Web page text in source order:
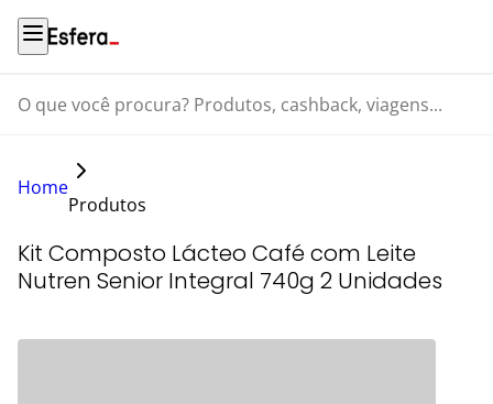
O que você procura? Produtos, cashback, viagens...
Home
Produtos
Kit Composto Lácteo Café com Leite
Nutren Senior Integral 740g 2 Unidades